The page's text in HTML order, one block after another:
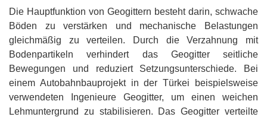
Die Hauptfunktion von Geogittern besteht darin, schwache
Böden zu verstärken und mechanische Belastungen
gleichmäßig zu verteilen. Durch die Verzahnung mit
Bodenpartikeln verhindert das Geogitter seitliche
Bewegungen und reduziert Setzungsunterschiede. Bei
einem Autobahnbauprojekt in der Türkei beispielsweise
verwendeten Ingenieure Geogitter, um einen weichen
Lehmuntergrund zu stabilisieren. Das Geogitter verteilte